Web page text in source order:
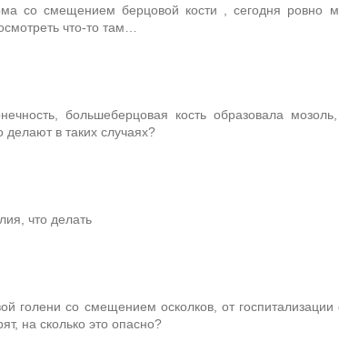
со смещением берцовой кости , сегодня ровно
что-то там…
большеберцовая кость образовала
делают в таких случаях?
что делать
со смещением осколков, от госпитализации
на сколько это опасно?